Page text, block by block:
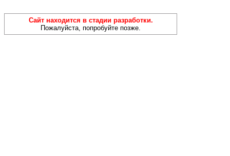
Сайт находится в стадии разработки.
Пожалуйста, попробуйте позже.